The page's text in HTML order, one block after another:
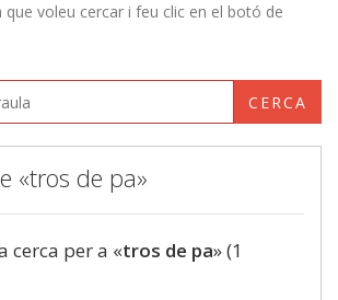
voleu cercar i feu clic en el botó de
CERCA
«tros de pa»
cerca per a «tros de pa» (1